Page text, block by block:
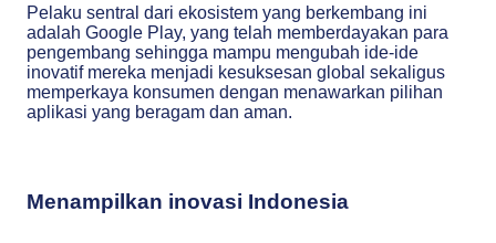
Pelaku sentral dari ekosistem yang berkembang ini
adalah Google Play, yang telah memberdayakan para
pengembang sehingga mampu mengubah ide-ide
inovatif mereka menjadi kesuksesan global sekaligus
memperkaya konsumen dengan menawarkan pilihan
aplikasi yang beragam dan aman.
Menampilkan inovasi Indonesia